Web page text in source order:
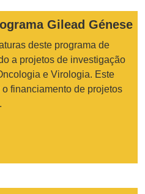
Gilead Génese
deste programa de
a projetos de investigação
e Virologia. Este
financiamento de projetos